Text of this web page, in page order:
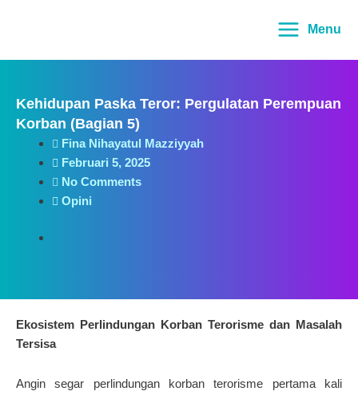
Menu
Kehidupan Paska Teror: Pergulatan Perempuan
Korban (Bagian 5)
Fina Nihayatul Mazziyyah
Februari 5, 2025
No Comments
Opini
Ekosistem Perlindungan Korban Terorisme dan Masalah
Tersisa
Angin segar perlindungan korban terorisme pertama kali